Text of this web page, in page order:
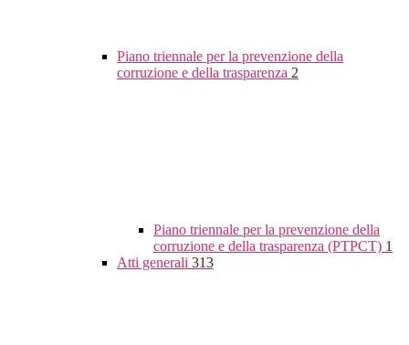
Piano triennale per la prevenzione della
corruzione e della trasparenza 2
Piano triennale per la prevenzione della
corruzione e della trasparenza (PTPCT) 1
Atti generali 313